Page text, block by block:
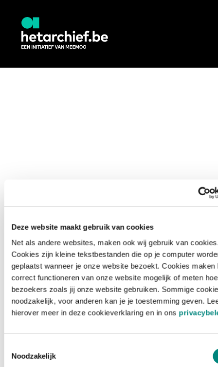
Deze website maakt gebruik van cookies
Net als andere websites, maken ook wij gebruik van
Cookies zijn kleine tekstbestanden die op je computer
geplaatst wanneer je onze website bezoekt. Cookies maken
correct functioneren van onze website mogelijk of meten hoe
bezoekers zoals jij onze website gebruiken. Sommige
noodzakelijk, voor anderen kan je je toestemming geven.
hierover meer in deze cookieverklaring en in ons
Noodzakelijk